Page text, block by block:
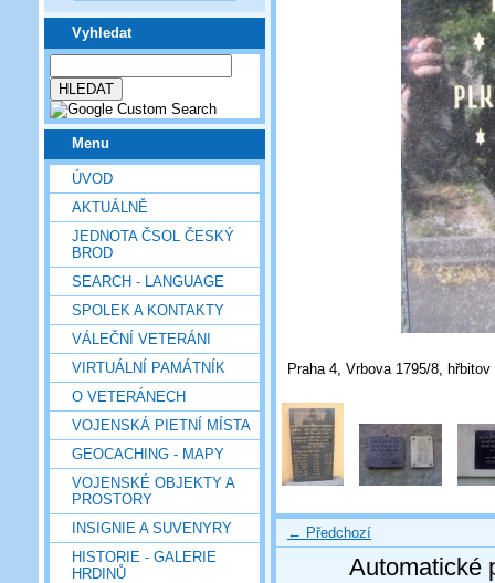
Vyhledat
Menu
ÚVOD
AKTUÁLNĚ
JEDNOTA ČSOL ČESKÝ
BROD
SEARCH - LANGUAGE
SPOLEK A KONTAKTY
VÁLEČNÍ VETERÁNI
VIRTUÁLNÍ PAMÁTNÍK
O VETERÁNECH
VOJENSKÁ PIETNÍ MÍSTA
GEOCACHING - MAPY
VOJENSKÉ OBJEKTY A
PROSTORY
INSIGNIE A SUVENYRY
HISTORIE - GALERIE
HRDINŮ
Praha 4, Vrbova 1795/8,
← Předchozí
Automatické